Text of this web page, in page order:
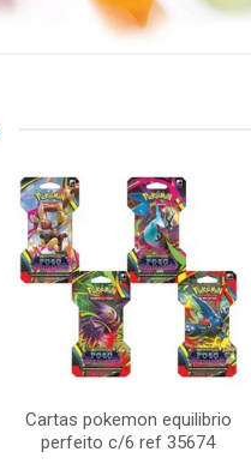
Cartas pokemon equilibrio
perfeito c/6 ref 35674